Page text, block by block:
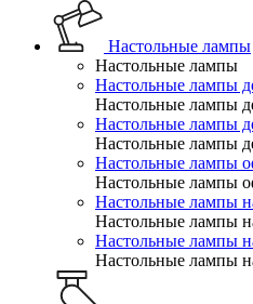
Настольные лампы
Настольные лампы
Настольные лампы
Настольные лампы
Настольные лампы
Настольные лампы
Настольные лампы
Настольные лампы
Настольные лампы
Настольные лампы
Настольные лампы
Настольные лампы